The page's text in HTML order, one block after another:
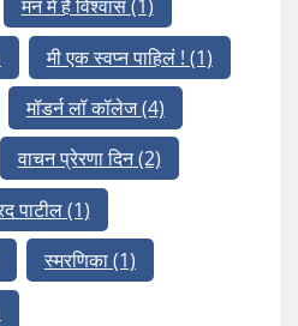
मन में है विश्वास(1)
मी एक स्वप्न पाहिलं ! (1)
मॉडर्न लॉ कॉलेज(4)
वाचन प्रेरणा दिन(2)
पाटील(1)
स्मरणिका(1)